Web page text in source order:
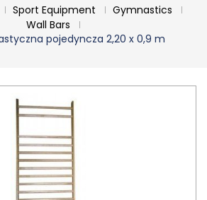
Sport Equipment
Gymnastics
Wall Bars
pojedyncza 2,20 x 0,9 m